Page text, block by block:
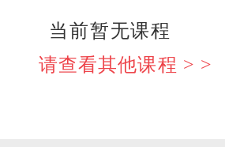
当前暂无课程
请查看其他课程 > >